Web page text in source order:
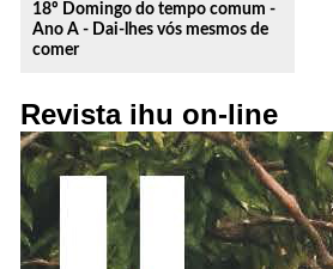
18º Domingo do tempo comum -
Ano A - Dai-lhes vós mesmos de
comer
Revista ihu on-line